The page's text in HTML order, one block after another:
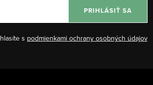
s podmienkami ochrany osobných údajov
PRIHLÁSIŤ SA